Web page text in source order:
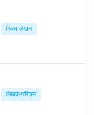
आत्मसम्मान,
निबंध लेखन
लेखक-परिचय